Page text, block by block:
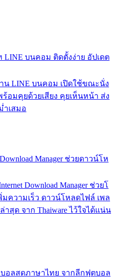
LINE บนคอม ติดตั้งง่าย อัปเดต
น LINE บนคอม เปิดใช้ขณะนั่ง
อมคุยด้วยเสียง คุยเห็นหน้า ส่ง
ำเสมอ
Manager ช่วยดาวน์โห
Download Manager ช่วยโ
มความเร็ว ดาวน์โหลดไฟล์ เพล
สุด จาก Thaiware ไว้ใจได้แน่น
บอลสดภาษาไทย จากลีกฟุตบอล